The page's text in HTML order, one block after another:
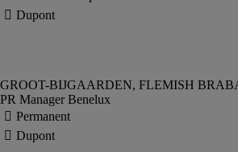
PR Manager Benelux